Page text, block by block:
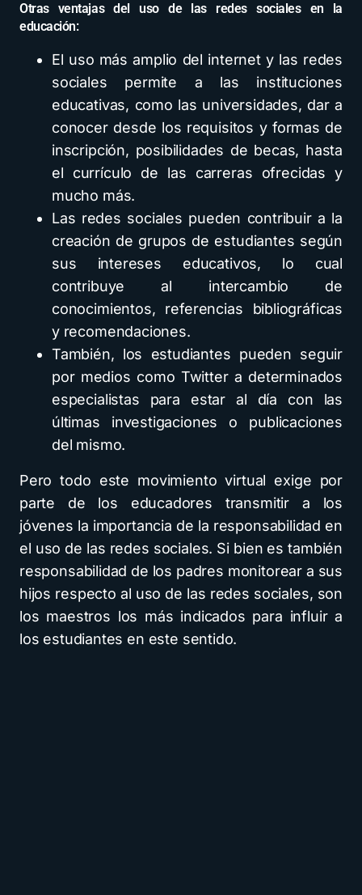
Otras ventajas del uso de las redes sociales en la
educación:
El uso más amplio del internet y las redes
sociales permite a las instituciones
educativas, como las universidades, dar a
conocer desde los requisitos y formas de
inscripción, posibilidades de becas, hasta
el currículo de las carreras ofrecidas y
mucho más.
Las redes sociales pueden contribuir a la
creación de grupos de estudiantes según
sus intereses educativos, lo cual
contribuye al intercambio de
conocimientos, referencias bibliográficas
y recomendaciones.
También, los estudiantes pueden seguir
por medios como Twitter a determinados
especialistas para estar al día con las
últimas investigaciones o publicaciones
del mismo.
Pero todo este movimiento virtual exige por
parte de los educadores transmitir a los
jóvenes la importancia de la responsabilidad en
el uso de las redes sociales. Si bien es también
responsabilidad de los padres monitorear a sus
hijos respecto al uso de las redes sociales, son
los maestros los más indicados para influir a
los estudiantes en este sentido.